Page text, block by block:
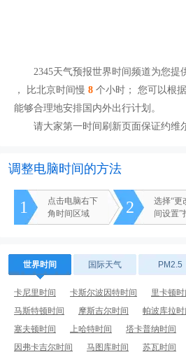
2345天气预报世界时间频道为您
， 比北京时间慢 8 个小时； 您可以根
能够合理地安排国内外出行计划。
请大家第一时间刷新页面保证约维
调整电脑时间的方法
1
点击电脑右下
角时间区域
2
选择“更
间设置”
世界时间 国际天气 PM2.5
卡尼里时间 卡斯尔波因特时间 里卡顿时
马斯特顿时间
摩斯吉尔时间 帕波库拉时
塞夫顿时间
上哈特时间 塔卡普纳时间
因弗卡吉尔时间
马图库时间 苏瓦时间